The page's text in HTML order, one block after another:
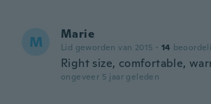
M Marie
Lid geworden van 2015 · 14
Right size, comfortable,
ongeveer 5 jaar geleden